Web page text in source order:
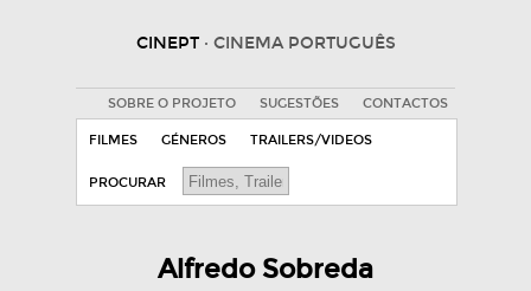
CINEPT · CINEMA PORTUGUÊS
SOBRE O PROJETO SUGESTÕES CONTACTOS
FILMES GÉNEROS TRAILERS/VIDEOS
PROCURAR
Alfredo Sobreda